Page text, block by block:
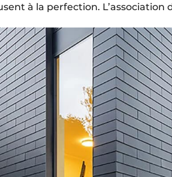
à la perfection.